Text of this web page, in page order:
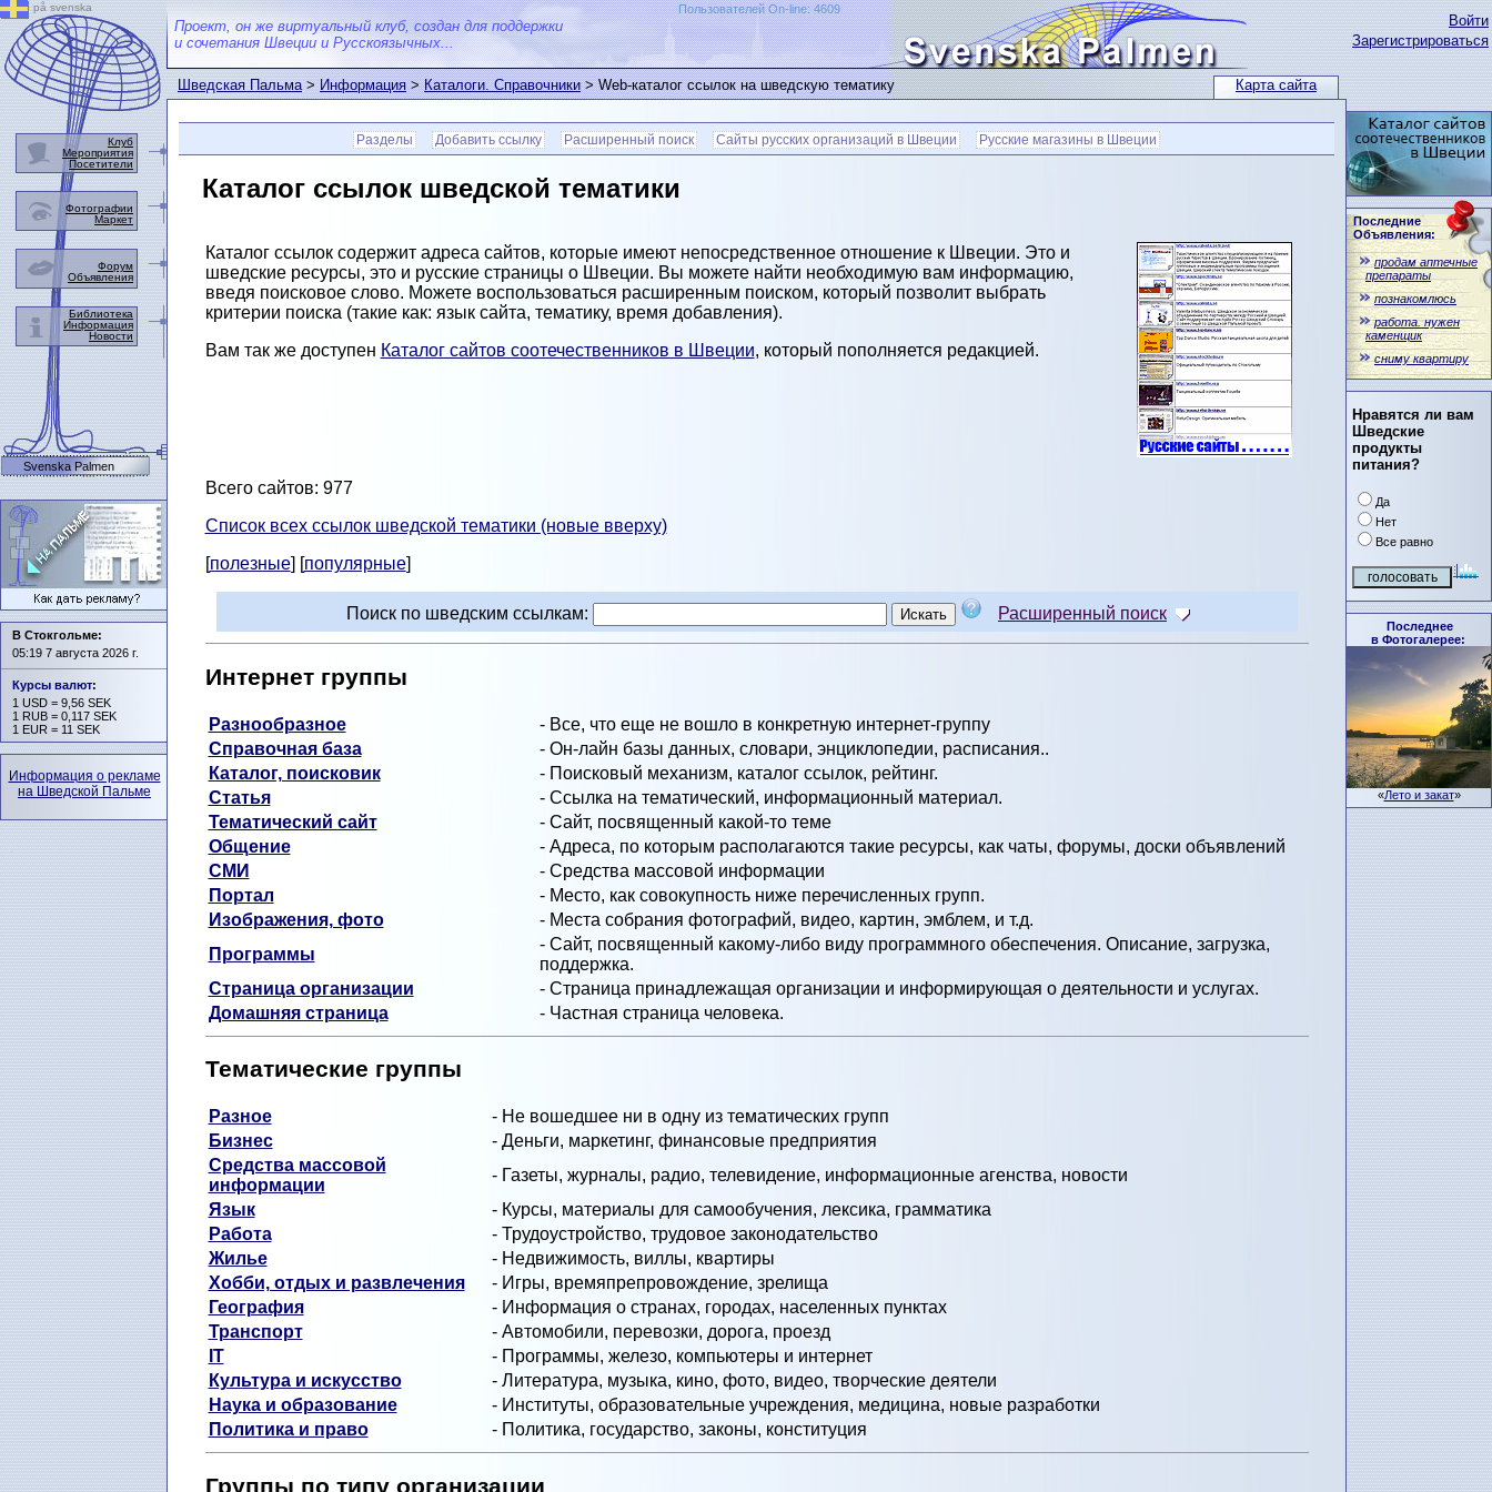
Карта сайта
Войти
Зарегистрироваться
Последние
Объявления:
продам аптечные
препараты
познакомлюсь
работа. нужен
каменщик
сниму квартиру
Нравятся ли вам
Шведские
продукты
питания?
Да
Нет
Все равно
Последнее
в Фотогалерее:
«Лето и закат»
Проект, он же виртуальный клуб, создан для поддержки
и сочетания Швеции и Русскоязычных...
Пользователей On-line: 4609
Шведская Пальма>Информация>Каталоги. Справочники> Web-каталог ссылок на шведскую тематику
Разделы Добавить ссылку Расширенный поиск Сайты русских организаций в Швеции Русские магазины в Швеции
Каталог ссылок шведской тематики
Каталог ссылок содержит адреса сайтов, которые имеют непосредственное отношение к Швеции. Это и
шведские ресурсы, это и русские страницы о Швеции. Вы можете найти необходимую вам информацию,
введя поисковое слово. Можете воспользоваться расширенным поиском, который позволит выбрать
критерии поиска (такие как: язык сайта, тематику, время добавления).
Вам так же доступен Каталог сайтов соотечественников в Швеции, который пополняется редакцией.
Всего сайтов: 977
Список всех ссылок шведской тематики (новые вверху)
[полезные] [популярные]
Поиск по шведским ссылкам: Расширенный поиск
Интернет группы
Разнообразное
- Все, что еще не вошло в конкретную интернет-группу
Справочная база
- Он-лайн базы данных, словари, энциклопедии, расписания..
Каталог, поисковик
- Поисковый механизм, каталог ссылок, рейтинг.
Статья
- Ссылка на тематический, информационный материал.
Тематический сайт
- Сайт, посвященный какой-то теме
Общение
- Адреса, по которым располагаются такие ресурсы, как чаты, форумы, доски объявлений
СМИ
- Средства массовой информации
Портал
- Место, как совокупность ниже перечисленных групп.
Изображения, фото
- Места собрания фотографий, видео, картин, эмблем, и т.д.
Программы
- Сайт, посвященный какому-либо виду программного обеспечения. Описание, загрузка,
поддержка.
Страница организации
- Страница принадлежащая организации и информирующая о деятельности и услугах.
Домашняя страница
- Частная страница человека.
Тематические группы
Разное
- Не вошедшее ни в одну из тематических групп
Бизнес
- Деньги, маркетинг, финансовые предприятия
Средства массовой
информации
- Газеты, журналы, радио, телевидение, информационные агенства, новости
Язык
- Курсы, материалы для самообучения, лексика, грамматика
Работа
- Трудоустройство, трудовое законодательство
Жилье
- Недвижимость, виллы, квартиры
Хобби, отдых и развлечения
- Игры, времяпрепровождение, зрелища
География
- Информация о странах, городах, населенных пунктах
Транспорт
- Автомобили, перевозки, дорога, проезд
IT
- Программы, железо, компьютеры и интернет
Культура и искусство
- Литература, музыка, кино, фото, видео, творческие деятели
Наука и образование
- Институты, образовательные учреждения, медицина, новые разработки
Политика и право
- Политика, государство, законы, конституция
Группы по типу организации
på svenska
Клуб
Мероприятия
Посетители
Фотографии
Маркет
Форум
Объявления
Библиотека
Информация
Новости
Svenska Palmen
В Стокгольме:
05:19 7 августа 2026 г.
Курсы валют:
1 USD = 9,56 SEK
1 RUB = 0,117 SEK
1 EUR = 11 SEK
Информация о рекламе
на Шведской Пальме